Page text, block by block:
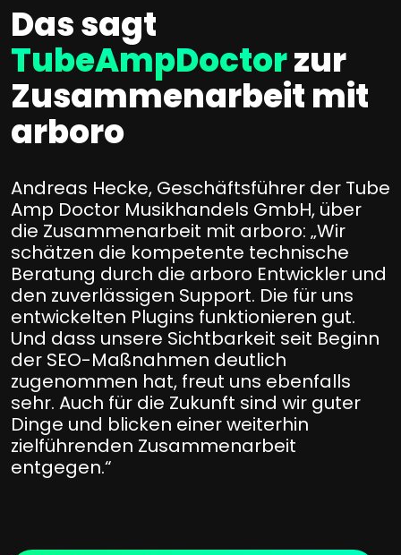
Das sagt
TubeAmpDoctorzur
Zusammenarbeit mit
arboro
Andreas Hecke, Geschäftsführer der Tube
Amp Doctor Musikhandels GmbH, über
die Zusammenarbeit mit arboro: „Wir
schätzen die kompetente technische
Beratung durch die arboro Entwickler und
den zuverlässigen Support. Die für uns
entwickelten Plugins funktionieren gut.
Und dass unsere Sichtbarkeit seit Beginn
der SEO-Maßnahmen deutlich
zugenommen hat, freut uns ebenfalls
sehr. Auch für die Zukunft sind wir guter
Dinge und blicken einer weiterhin
zielführenden Zusammenarbeit
entgegen.“